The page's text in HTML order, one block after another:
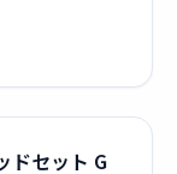
ドセット G